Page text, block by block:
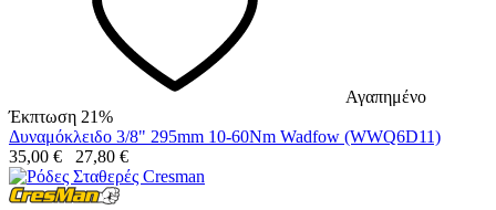
Αγαπημένο
Έκπτωση 21%
Δυναμόκλειδο 3/8" 295mm 10-60Nm Wadfow (WWQ6D11)
35,00 € 27,80 €